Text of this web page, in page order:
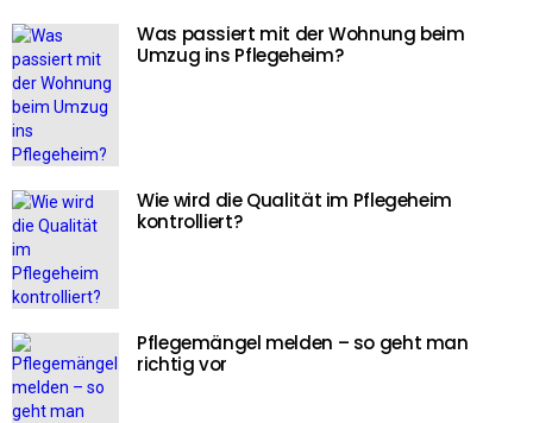
Was passiert mit der Wohnung beim
Umzug ins Pflegeheim?
Wie wird die Qualität im Pflegeheim
kontrolliert?
Pflegemängel melden – so geht man
richtig vor